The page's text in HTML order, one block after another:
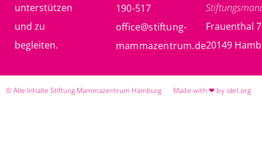
unterstützen
und zu
begleiten.
190-517
office@stiftung-
mammazentrum.de
Frauenthal 7
20149
© Alle Inhalte Stiftung Mammazentrum Hamburg Made with ❤ by idel.org